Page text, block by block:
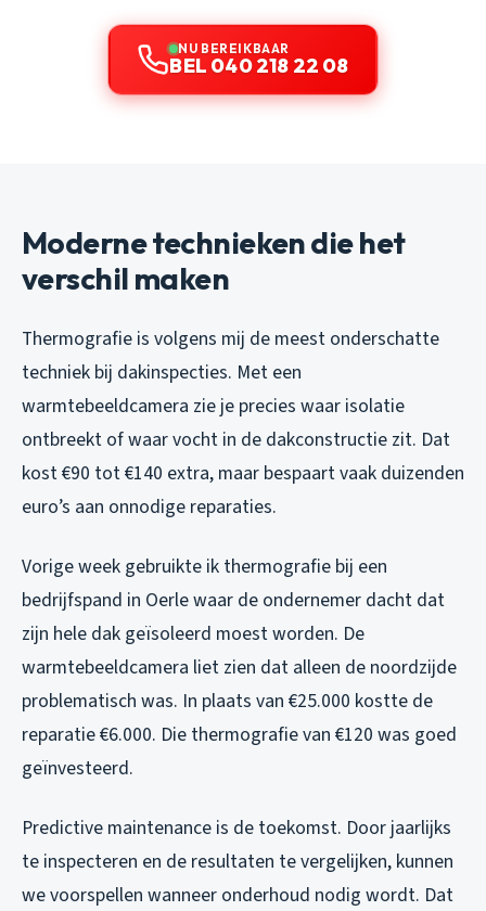
NU BEREIKBAAR
BEL 040 218 22 08
Moderne technieken die het
verschil maken
Thermografie is volgens mij de meest onderschatte
techniek bij dakinspecties. Met een
warmtebeeldcamera zie je precies waar isolatie
ontbreekt of waar vocht in de dakconstructie zit. Dat
kost €90 tot €140 extra, maar bespaart vaak duizenden
euro’s aan onnodige reparaties.
Vorige week gebruikte ik thermografie bij een
bedrijfspand in Oerle waar de ondernemer dacht dat
zijn hele dak geïsoleerd moest worden. De
warmtebeeldcamera liet zien dat alleen de noordzijde
problematisch was. In plaats van €25.000 kostte de
reparatie €6.000. Die thermografie van €120 was goed
geïnvesteerd.
Predictive maintenance is de toekomst. Door jaarlijks
te inspecteren en de resultaten te vergelijken, kunnen
we voorspellen wanneer onderhoud nodig wordt. Dat